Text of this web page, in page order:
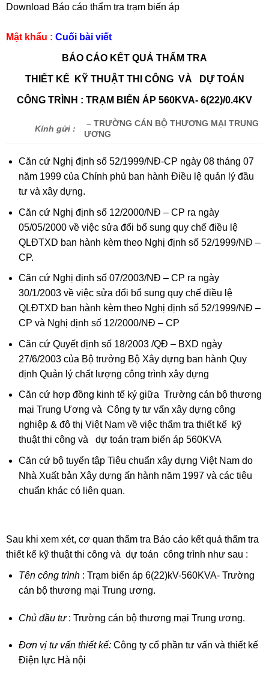
Download Báo cáo thẩm tra trạm biến áp
Mật khẩu : Cuối bài viết
BÁO CÁO KẾT QUẢ THẨM TRA
THIẾT KẾ KỸ THUẬT THI CÔNG VÀ DỰ TOÁN
CÔNG TRÌNH : TRẠM BIẾN ÁP 560KVA- 6(22)/0.4KV
Kính gửi :
– TRƯỜNG CÁN BỘ THƯƠNG MẠI TRUNG
ƯƠNG
Căn cứ Nghị định số 52/1999/NĐ-CP ngày 08 tháng 07
năm 1999 của Chính phủ ban hành Điều lệ quản lý đầu
tư và xây dựng.
Căn cứ Nghị định số 12/2000/NĐ – CP ra ngày
05/05/2000 về việc sửa đổi bổ sung quy chế điều lệ
QLĐTXD ban hành kèm theo Nghị định số 52/1999/NĐ –
CP.
Căn cứ Nghị định số 07/2003/NĐ – CP ra ngày
30/1/2003 về việc sửa đổi bổ sung quy chế điều lệ
QLĐTXD ban hành kèm theo Nghị định số 52/1999/NĐ –
CP và Nghị định số 12/2000/NĐ – CP
Căn cứ Quyết định số 18/2003 /QĐ – BXD ngày
27/6/2003 của Bộ trưởng Bộ Xây dựng ban hành Quy
định Quản lý chất lượng công trình xây dựng
Căn cứ hợp đồng kinh tế ký giữa Trường cán bộ thương
mại Trung Ương và Công ty tư vấn xây dựng công
nghiệp & đô thị Việt Nam về việc thẩm tra thiết kế kỹ
thuật thi công và dự toán trạm biến áp 560KVA
Căn cứ bộ tuyển tập Tiêu chuẩn xây dựng Việt Nam do
Nhà Xuất bản Xây dựng ấn hành năm 1997 và các tiêu
chuẩn khác có liên quan.
Sau khi xem xét, cơ quan thẩm tra Báo cáo kết quả thẩm tra
thiết kế kỹ thuật thi công và dự toán công trình như sau :
Tên công trình : Trạm biến áp 6(22)kV-560KVA- Trường
cán bộ thương mại Trung ương.
Chủ đầu tư : Trường cán bộ thương mại Trung ương.
Đơn vị tư vấn thiết kế:Công ty cổ phần tư vấn và thiết kế
Điện lực Hà nội